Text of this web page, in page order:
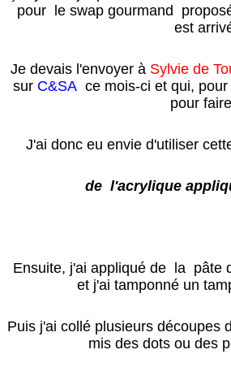
pour le swap gourmand
est
Je devais l'envoyer à Sylvie de
sur C&SA ce mois-ci et qui,
pour
J'ai donc eu envie d'utiliser
de l'acrylique
Ensuite, j'ai appliqué de la pâte
et j'ai tamponné un
Puis j'ai collé plusieurs découpes
mis des dots ou des